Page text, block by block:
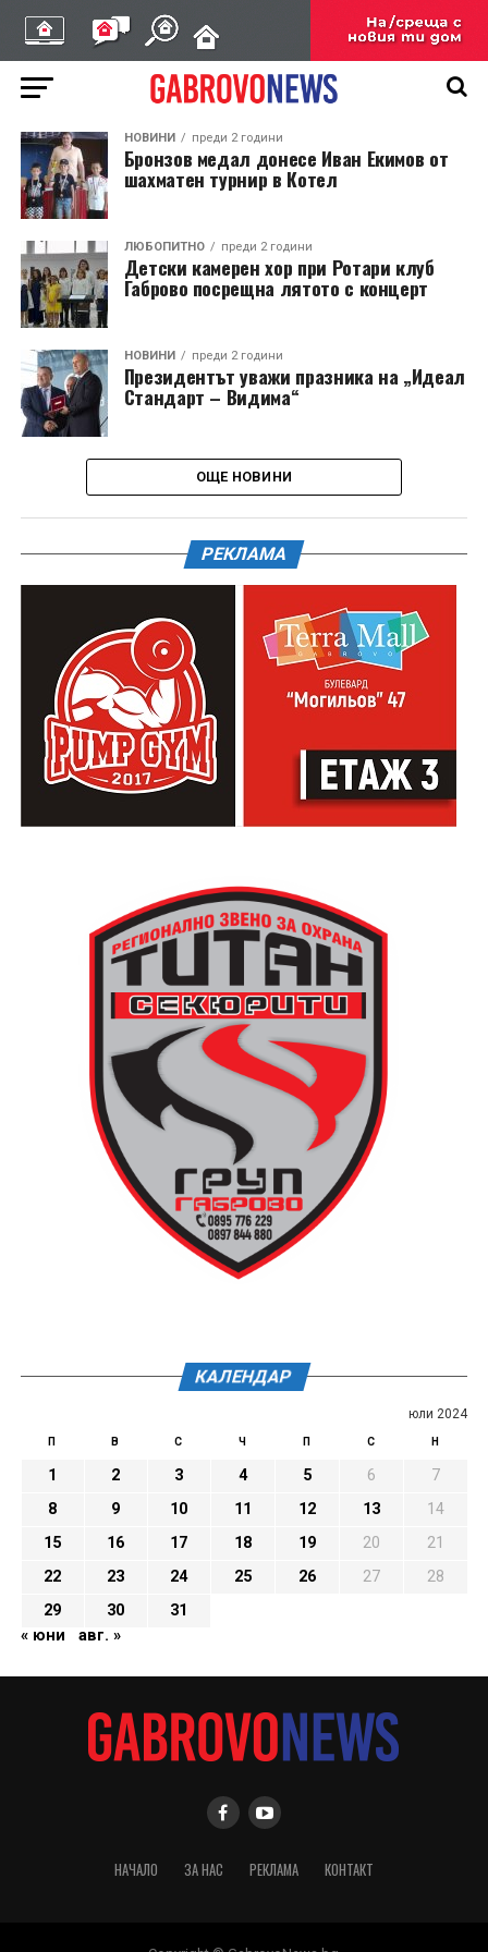
НОВИНИ преди 2 години
Бронзов медал донесе Иван Екимов от
шахматен турнир в Котел
ЛЮБОПИТНО преди 2 години
Детски камерен хор при Ротари клуб
Габрово посрещна лятото с концерт
НОВИНИ преди 2 години
Президентът уважи празника на „Идеал
Стандарт – Видима“
ОЩЕ НОВИНИ
РЕКЛАМА
КАЛЕНДАР
юли 2024
П В С Ч П С Н
1 2 3 4 5 6
7
8
9 10 11 12 13
14
15
16 17 18 19 20
21
22
23 24 25 26 27
28
29
30
31
« юни
авг. »
НАЧАЛО ЗА НАС РЕКЛАМА КОНТАКТ